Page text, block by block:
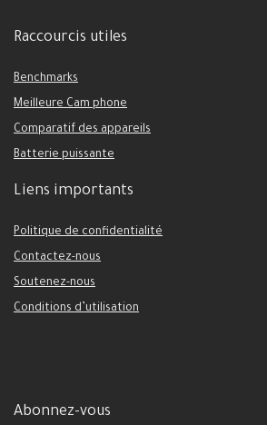
Raccourcis utiles
Benchmarks
Meilleure Cam phone
Comparatif des appareils
Batterie puissante
Liens importants
Politique de confidentialité
Contactez-nous
Soutenez-nous
Conditions d’utilisation
Abonnez-vous